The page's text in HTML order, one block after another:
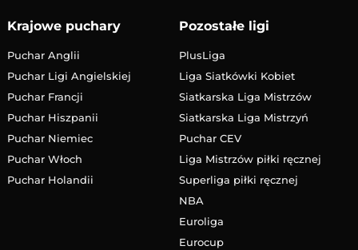
Krajowe puchary
Puchar Anglii
Puchar Ligi Angielskiej
Puchar Francji
Puchar Hiszpanii
Puchar Niemiec
Puchar Włoch
Puchar Holandii
Pozostałe ligi
PlusLiga
Liga Siatkówki Kobiet
Siatkarska Liga Mistrzów
Siatkarska Liga Mistrzyń
Puchar CEV
Liga Mistrzów piłki ręcznej
Superliga piłki ręcznej
NBA
Euroliga
Eurocup